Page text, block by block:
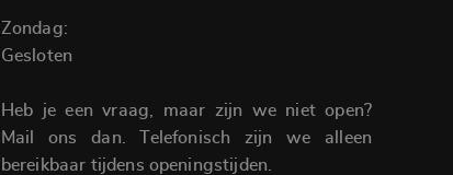
Zondag:
Gesloten
Heb je een vraag, maar zijn we niet open?
Mail ons dan. Telefonisch zijn we alleen
bereikbaar tijdens openingstijden.